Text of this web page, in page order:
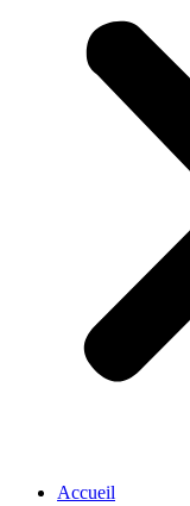
Accueil